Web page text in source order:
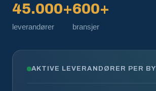
45.000+
leverandører
600+
bransjer
AKTIVE LEVERANDØRER PER BY